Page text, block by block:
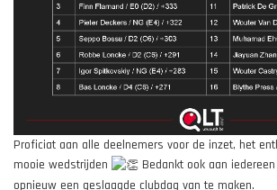
Proficiat aan alle deelnemers voor de inzet, het
mooie wedstrijden
Bedankt ook aan
opnieuw een geslaagde clubdag van te maken.